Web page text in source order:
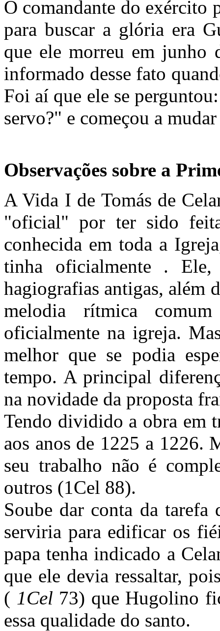
O comandante do exército
para buscar a glória era
que ele morreu em junho
informado desse fato
Foi aí que ele se
servo?" e começou a
Observações sobre a
A Vida I de Tomás de
"oficial" por ter sido
conhecida em toda a
tinha oficialmente .
hagiografias antigas, além
melodia rítmica
oficialmente na igreja.
melhor que se podia
tempo. A principal
na novidade da proposta
Tendo dividido a obra em
aos anos de 1225 a 1226.
seu trabalho não é
outros (1Cel 88).
Soube dar conta da tarefa
serviria para edificar os
papa tenha indicado a
que ele devia ressaltar,
( 1Cel 73) que Hugolino
essa qualidade do santo.